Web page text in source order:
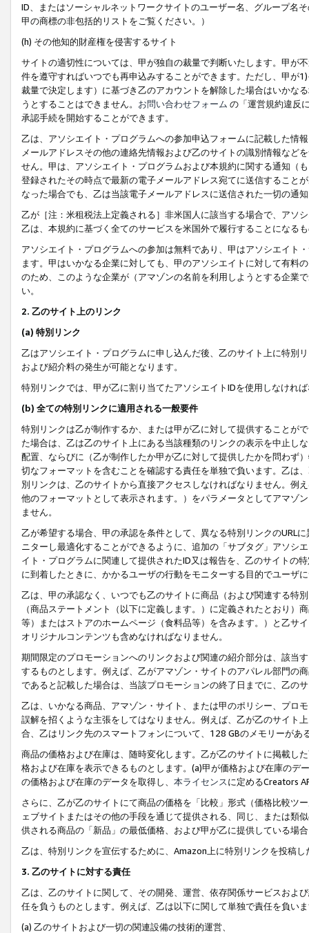
ID、またはソーシャルネットワークサイトのユーザー名、グループ名
甲の商標の非包括的リストをご覧ください。）
(h) その他知的財産権を侵害するサイト
サイトの適切性については、甲が独自の裁量で判断いたします。甲が
件を遵守すればいつでも再申込みすることができます。ただし、甲が
裁量で決定します）に基づき乙のアカウントを解除した場合はいかな
うとすることはできません。 お問い合わせフォーム の「運営規約違反
承認手続を開始することができます。
乙は、アソシエイト・プログラムへの参加申込フォームに記載した情
メールアドレスその他の連絡先情報および乙のサイトの識別情報など
せん。甲は、アソシエイト・プログラムおよび本規約に関する通知（
登録されたその時点で最新の電子メールアドレス宛てに送信すること
なった場合でも、乙は当該電子メールアドレスに送信された一切の通
乙が［注：米租税法上定義される］非米国人に該当する場合で、アソ
乙は、本規約に基づく全てのサービスを米国外で履行することになる
アソシエイト・プログラムへの参加は無料であり、甲はアソシエイト
ます。甲はいかなる企業に対しても、甲のアソシエイトに対して有料
のため、このような企業が（アマゾンの名前を利用しようとする企業
い。
2. 乙のサイト上のリンク
(a) 特別リンク
乙はアソシエイト・プログラムに申し込んだ後、乙のサイト上に特別
および紹介料の発生が可能となります。
特別リンクでは、甲が乙に割り当てたアソシエイトIDを使用しなけれ
(b) 全ての特別リンクに適用される一般要件
特別リンクは乙が制作するか、または甲が乙に対して提供することが
た場合は、乙は乙のサイト上にある当該種類のリンクの表示を中止し
配置、ならびに（乙が制作したか甲が乙に対して提供したかを問わず
切なフォーマットを含むことを確認する責任を単独で負います。乙は
別リンクは、乙のサイトから直接アクセスしなければなりません。例
他のフォーマットとして表示されます。）をパラメータとしてアマゾ
ません。
乙が希望する場合、甲の承認を条件として、異なる特別リンクのURL
ニターし最適化することができるように、追加の「サブタグ」アソシ
イト・プログラムに関連して提供されたID又は報告を、乙のサイトの
に到着したときに、かかるユーザの行動をモニターする目的でユーザ
乙は、甲の承認なく、いつでも乙のサイトに商品（および関連する特
（商品ステートメント（以下に定義します。）に定義されたとおり
等）またはストアのホームページ（食料品等）を含みます。）と乙サ
オリジナルコンテンツも含めなければなりません。
期間限定のプロモーションへのリンクおよび関連の紹介部分は、該当
するものとします。例えば、乙がアマゾン・サイトのアパレル部門の
であると記載した場合は、当該プロモーションの終了日までに、乙の
乙は、いかなる商品、アマゾン・サイト、または甲のポリシー、プロ
誤解を招くような主張をしてはなりません。例えば、乙が乙のサイト
合、乙はリンク先のスマートフォンについて、128 GBのメモリーがあ
商品の価格および在庫は、随時変化します。乙が乙のサイトに掲載し
格および在庫を表示できるものとします。(a)甲が価格および在庫の
の価格および在庫のデータを取得し、 本ライセンスに定めるCreators
さらに、乙が乙のサイトにて商品の価格を「比較」形式（価格比較ツ
ェブサイトまたはその他の手段を通じて提供される、同じ、または類
供される商品の「新品」の最低価格、および甲が乙に提供している場
乙は、特別リンクを宣伝するために、Amazon上に特別リンクを投稿
3. 乙のサイトに対する責任
乙は、乙のサイトに関して、その開発、運営、依存関係サービスおよ
任を負うものとします。例えば、乙は以下に関して単独で責任を負い
(a) 乙のサイトおよび一切の関連設備の技術的運営、